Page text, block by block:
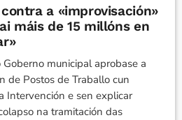
a «improvisación»
máis de 15 millóns en
municipal aprobase a
de Postos de Traballo cun
Intervención e sen explicar
na tramitación das